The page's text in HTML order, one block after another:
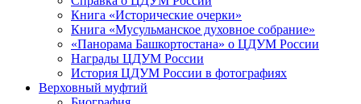
Книга «Исторические очерки»
Книга «Мусульманское духовное собрание»
«Панорама Башкортостана» о ЦДУМ России
Награды ЦДУМ России
История ЦДУМ России в фотографиях
Верховный муфтий